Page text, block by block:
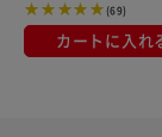
(69)
カートに入れ